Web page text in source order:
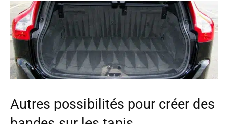
Autres possibilités pour créer des